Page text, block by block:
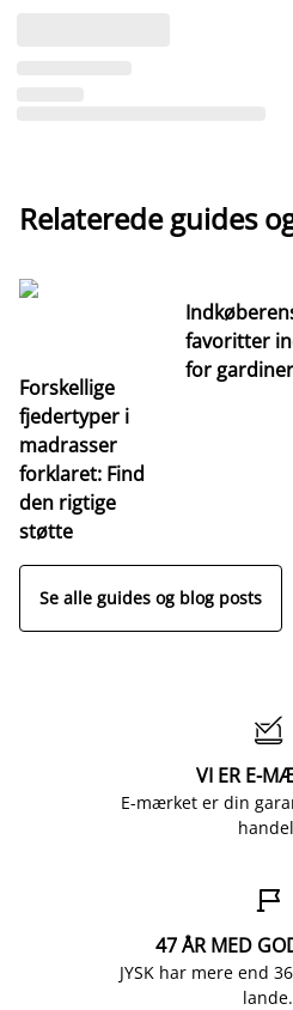
Relaterede guides
Forskellige
fjedertyper i
madrasser
forklaret: Find
den rigtige
støtte
favoritter
for gardiner
Se alle guides og blog posts

VI ER E-
E-mærket er din

47 ÅR MED
JYSK har mere end
lande.